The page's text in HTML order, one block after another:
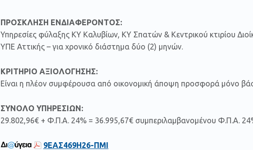
ΠΡΟΣΚΛΗΣΗ ΕΝΔΙΑΦΕΡΟΝΤΟΣ:
Υπηρεσίες φύλαξης ΚΥ Καλυβίων, ΚΥ Σπατών & Κεντρικού κτιρίου
ΥΠΕ Αττικής – για χρονικό διάστημα δύο (2) μηνών.
ΚΡΙΤΗΡΙΟ ΑΞΙΟΛΟΓΗΣΗΣ:
Είναι η πλέον συμφέρουσα από οικονομική άποψη προσφορά μόνο
ΣΥΝΟΛΟ ΥΠΗΡΕΣΙΩΝ:
29.802,96€ + Φ.Π.Α. 24% = 36.995,67€ συμπεριλαμβανομένου Φ.Π.Α.
9ΕΑΣ469Η26-ΠΜΙ